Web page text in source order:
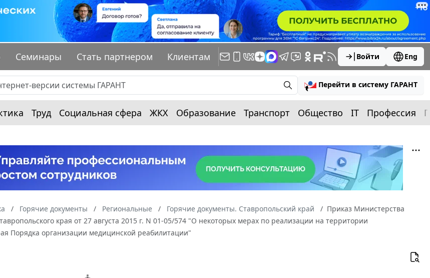
Семинары Стать партнером Клиентам Войти Eng
Перейти в систему ГАРАНТ
Труд Социальная сфера ЖКХ Образование Транспорт Общество IT Профессия
Горячие документы Региональные Горячие документы. Ставропольский край
Приказ Министерства
края от 27 августа 2015 г. N 01-05/574 "О некоторых мерах по реализации на территории
Порядка организации медицинской реабилитации"